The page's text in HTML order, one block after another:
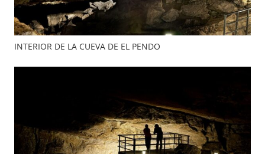
INTERIOR DE LA CUEVA DE EL PENDO